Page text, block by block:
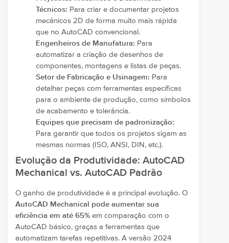
Técnicos: Para criar e documentar projetos
mecânicos 2D de forma muito mais rápida
que no AutoCAD convencional.
Engenheiros de Manufatura: Para
automatizar a criação de desenhos de
componentes, montagens e listas de peças.
Setor de Fabricação e Usinagem: Para
detalhar peças com ferramentas específicas
para o ambiente de produção, como símbolos
de acabamento e tolerância.
Equipes que precisam de padronização:
Para garantir que todos os projetos sigam as
mesmas normas (ISO, ANSI, DIN, etc.).
Evolução da Produtividade: AutoCAD
Mechanical vs. AutoCAD Padrão
O ganho de produtividade é a principal evolução. O
AutoCAD Mechanical pode aumentar sua
eficiência em até 65% em comparação com o
AutoCAD básico, graças a ferramentas que
automatizam tarefas repetitivas. A versão 2024